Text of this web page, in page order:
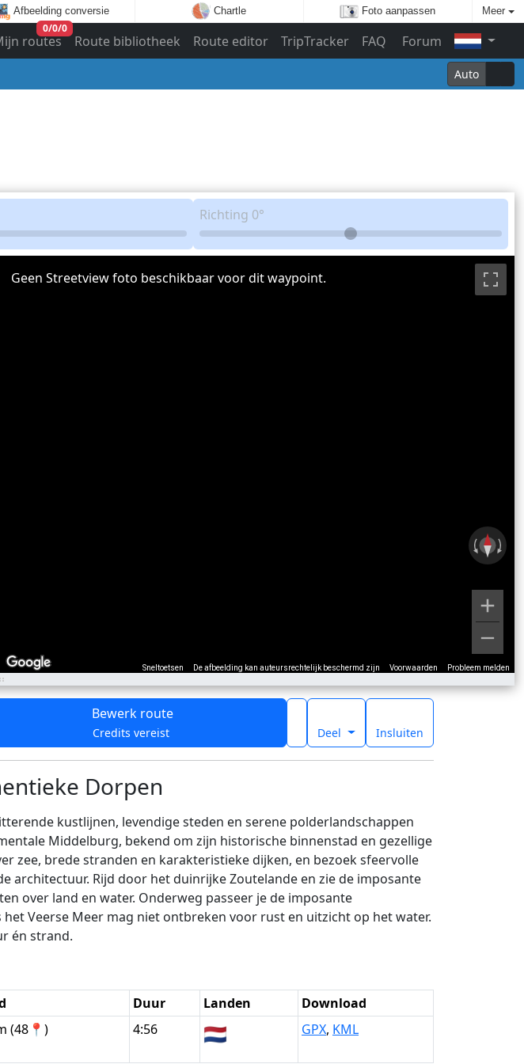
Afbeelding conversie Chartle Foto aanpassen Meer
routes
0/0/0
Route bibliotheek Route editor TripTracker FAQ
Forum
Auto
Richting 0°
Sneltoetsen De afbeelding kan auteursrechtelijk beschermd zijn Voorwaarden Probleem melden
Geen Streetview foto beschikbaar voor dit waypoint.
Bewerk route
Credits vereist Deel Insluiten
Dorpen
kustlijnen, levendige steden en serene polderlandschappen
Middelburg, bekend om zijn historische binnenstad en gezellige
zee, brede stranden en karakteristieke dijken, en bezoek sfeervolle
architectuur. Rijd door het duinrijke Zoutelande en zie de imposante
over land en water. Onderweg passeer je de imposante
Veerse Meer mag niet ontbreken voor rust en uitzicht op het water.
én strand.
Duur Landen
Download
(48📍) 4:56 🇳🇱 GPX, KML